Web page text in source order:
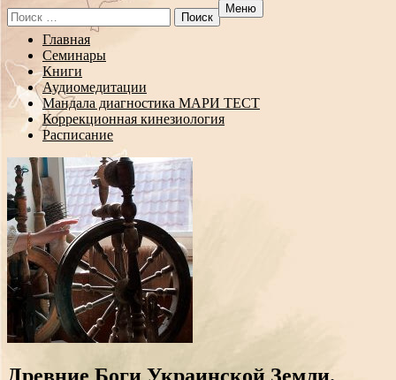
Search
for:
Меню
Перейти
содержанию
Главная
Семинары
Книги
Аудиомедитации
Мандала диагностика МАРИ ТЕСТ
Коррекционная кинезиология
Расписание
Древние Боги Украинской Земли.